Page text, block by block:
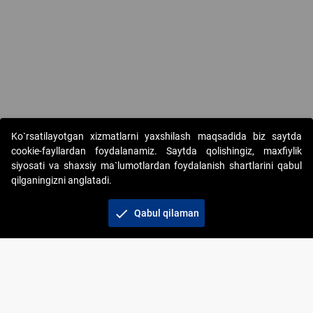
Copyright © 2017-2026. "Elektron onlayn-auksionlarni
tashkil etish" AJ. Barcha huquqlar himoyalangan
Ko`rsatilayotgan xizmatlarni yaxshilash maqsadida biz saytda
cookie-fayllardan foydalanamiz. Saytda qolishingiz, maxfiylik
siyosati va shaxsiy ma`lumotlardan foydalanish shartlarini qabul
qilganingizni anglatadi.
check Qabul qilaman